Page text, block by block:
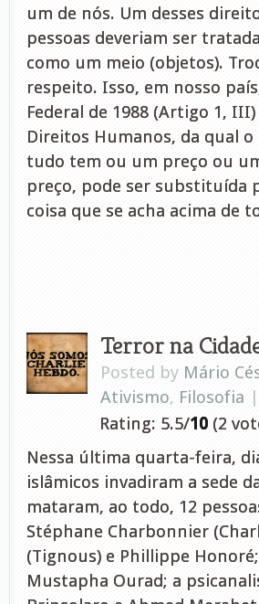
um de nós. Um desses
pessoas deveriam ser
como um meio (objetos).
respeito. Isso, em nosso
Federal de 1988 (Artigo 1,
Direitos Humanos, da qual
tudo tem ou um preço ou
preço, pode ser substituída
coisa que se acha acima de
Terror na
Posted by Mário
Ativismo, Filosofia |
Rating: 5.5/10 (2
Nessa última quarta-feira,
islâmicos invadiram a sede
mataram, ao todo, 12
Stéphane Charbonnier
(Tignous) e Phillippe
Mustapha Ourad; a